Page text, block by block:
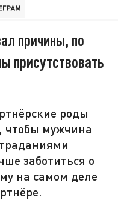
причины, по
присутствовать
роды
чтобы мужчина
заботиться о
на самом деле